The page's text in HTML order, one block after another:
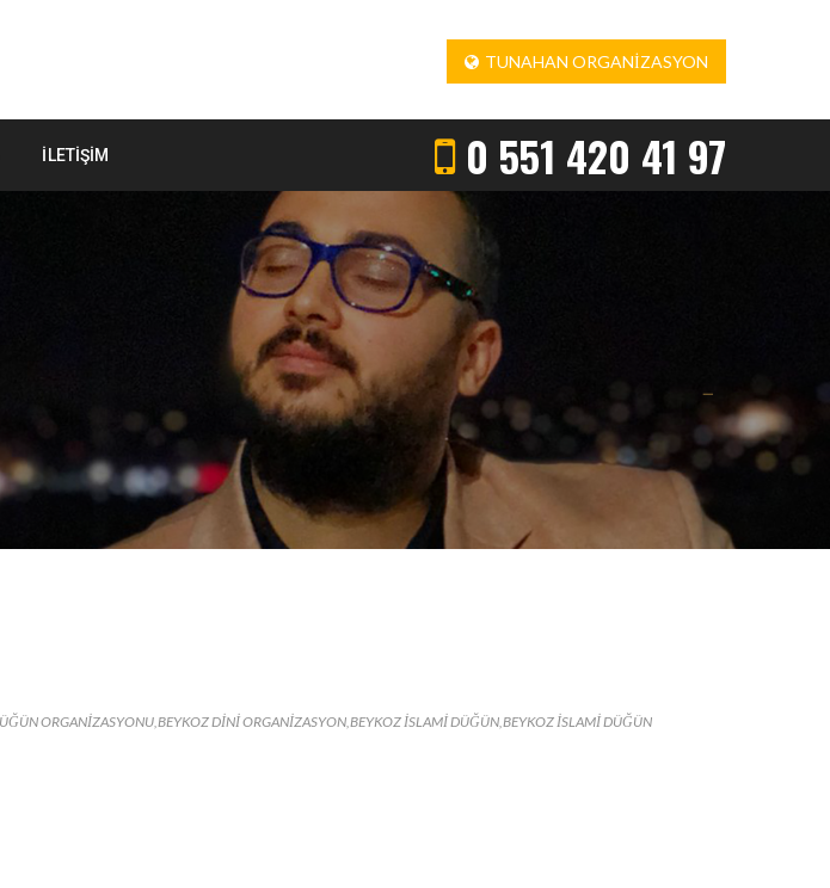
TUNAHAN ORGANIZASYON
İLETIŞIM 0 551 420 41 97
ORGANIZASYONU,BEYKOZ DINI ORGANIZASYON,BEYKOZ ISLAMI DÜĞÜN,BEYKOZ ISLAMI DÜĞÜN